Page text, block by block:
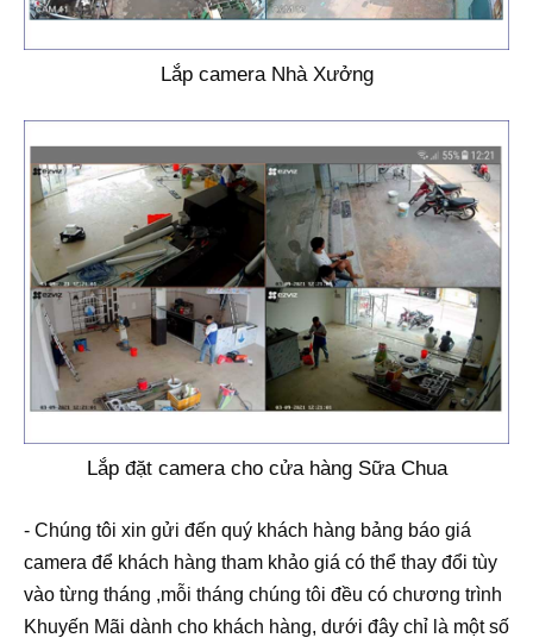
Lắp camera Nhà Xưởng
Lắp đặt camera cho cửa hàng Sữa Chua
- Chúng tôi xin gửi đến quý khách hàng bảng báo giá
camera để khách hàng tham khảo giá có thể thay đổi tùy
vào từng tháng ,mỗi tháng chúng tôi đều có chương trình
Khuyến Mãi dành cho khách hàng, dưới đây chỉ là một số